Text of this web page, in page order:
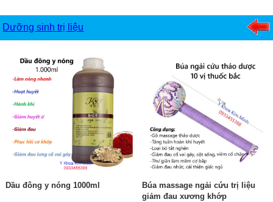
Dưỡng sinh trị liệu
Dầu đông y nóng 1000ml
Búa massage ngải cứu trị liệu
giảm đau xương khớp